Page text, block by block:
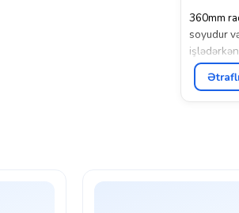
360mm
soyudur